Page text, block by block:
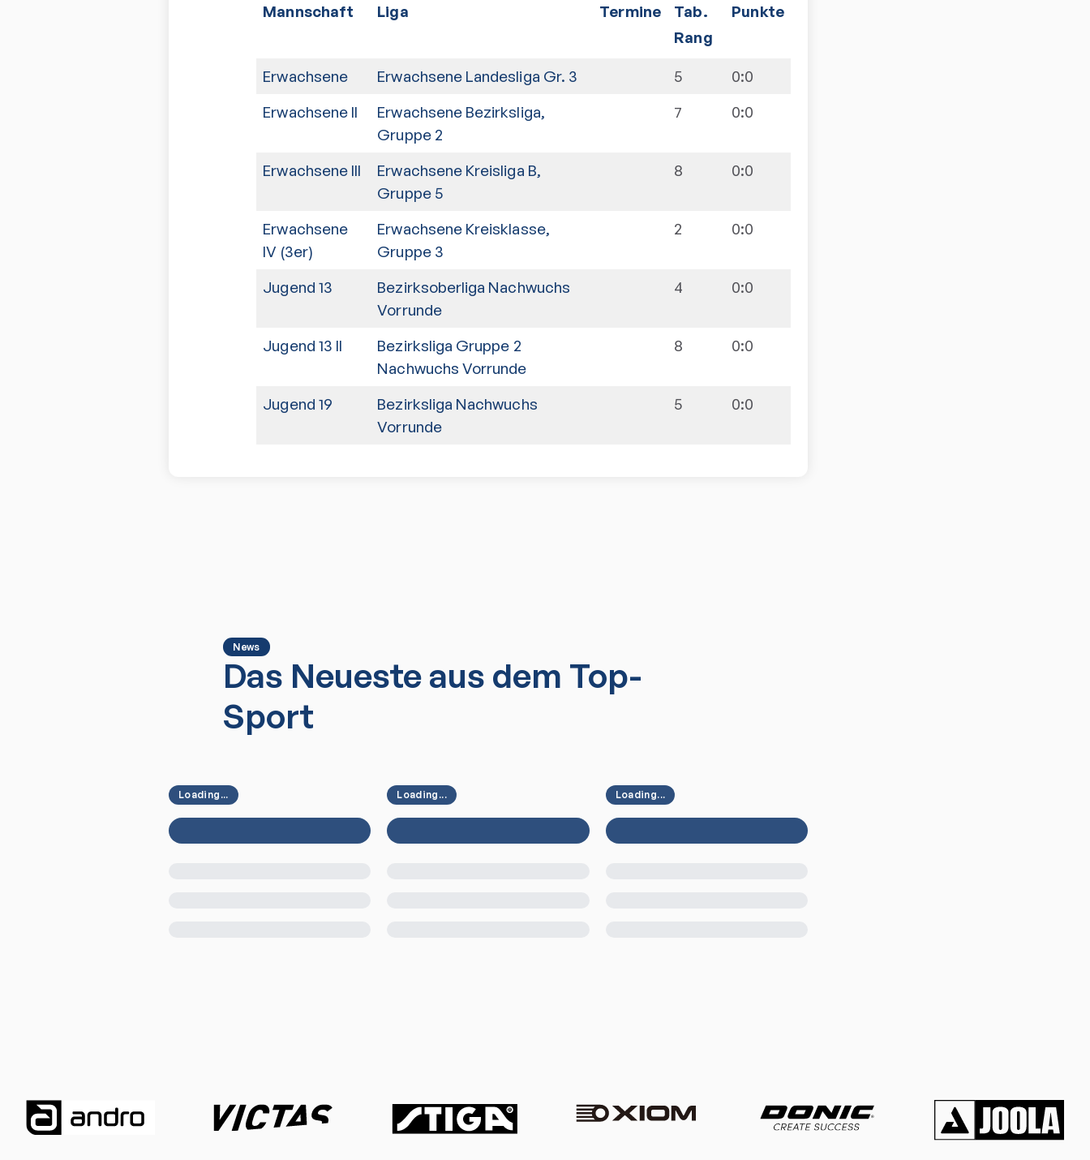
Mannschaft Liga Termine
Tab.
Rang
Punkte
Erwachsene Erwachsene Landesliga Gr. 3 5 0:0
Erwachsene II
Erwachsene Bezirksliga,
Gruppe 2
7 0:0
Erwachsene III
Erwachsene Kreisliga B,
Gruppe 5
8 0:0
Erwachsene
IV (3er)
Erwachsene Kreisklasse,
Gruppe 3
2 0:0
Jugend 13
Bezirksoberliga Nachwuchs
Vorrunde
4 0:0
Jugend 13 II
Bezirksliga Gruppe 2
Nachwuchs Vorrunde
8 0:0
Jugend 19
Bezirksliga Nachwuchs
Vorrunde
5 0:0
News
Das Neueste aus dem Top-
Sport
Loading... Loading... Loading...